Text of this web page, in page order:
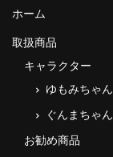
ホーム
取扱商品
キャラクター
ゆもみちゃん
ぐんまちゃん
お勧め商品